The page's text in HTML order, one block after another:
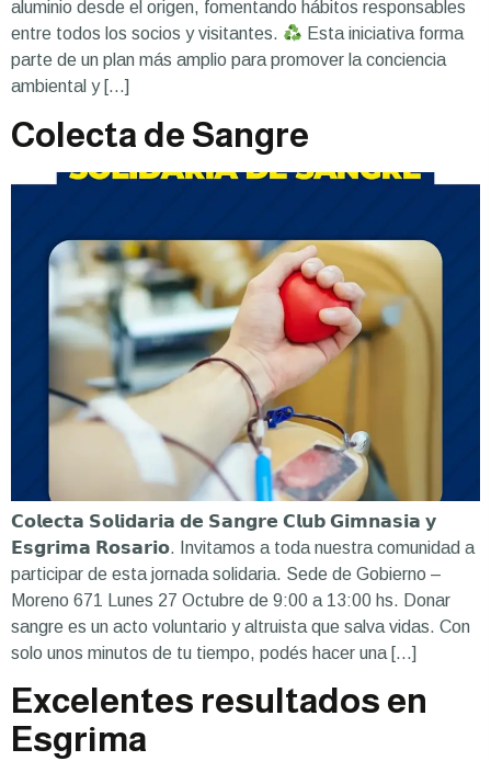
aluminio desde el origen, fomentando hábitos responsables
entre todos los socios y visitantes.
Esta iniciativa forma
parte de un plan más amplio para promover la conciencia
ambiental y […]
Colecta de Sangre
𝗖𝗼𝗹𝗲𝗰𝘁𝗮 𝗦𝗼𝗹𝗶𝗱𝗮𝗿𝗶𝗮 𝗱𝗲 𝗦𝗮𝗻𝗴𝗿𝗲 𝗖𝗹𝘂𝗯 𝗚𝗶𝗺𝗻𝗮𝘀𝗶𝗮 𝘆
𝗘𝘀𝗴𝗿𝗶𝗺𝗮 𝗥𝗼𝘀𝗮𝗿𝗶𝗼. Invitamos a toda nuestra comunidad a
participar de esta jornada solidaria. Sede de Gobierno –
Moreno 671 Lunes 27 Octubre de 9:00 a 13:00 hs. Donar
sangre es un acto voluntario y altruista que salva vidas. Con
solo unos minutos de tu tiempo, podés hacer una […]
Excelentes resultados en
Esgrima